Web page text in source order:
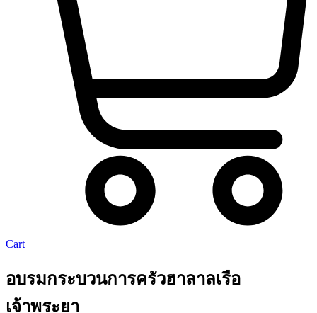
Cart
อบรมกระบวนการครัวฮาลาลเรือ
เจ้าพระยา